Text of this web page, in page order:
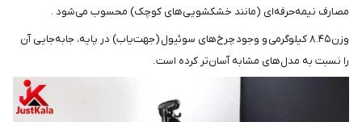
مصارف نیمه‌حرفه‌ای (مانند خشکشویی‌های کوچک) محسوب می‌شود .
وزن ۸.۴۵ کیلوگرمی و وجود چرخ‌های سوئیول (جهت‌یاب) در پایه، جابه‌جایی آن
را نسبت به مدل‌های مشابه آسان‌تر کرده است .